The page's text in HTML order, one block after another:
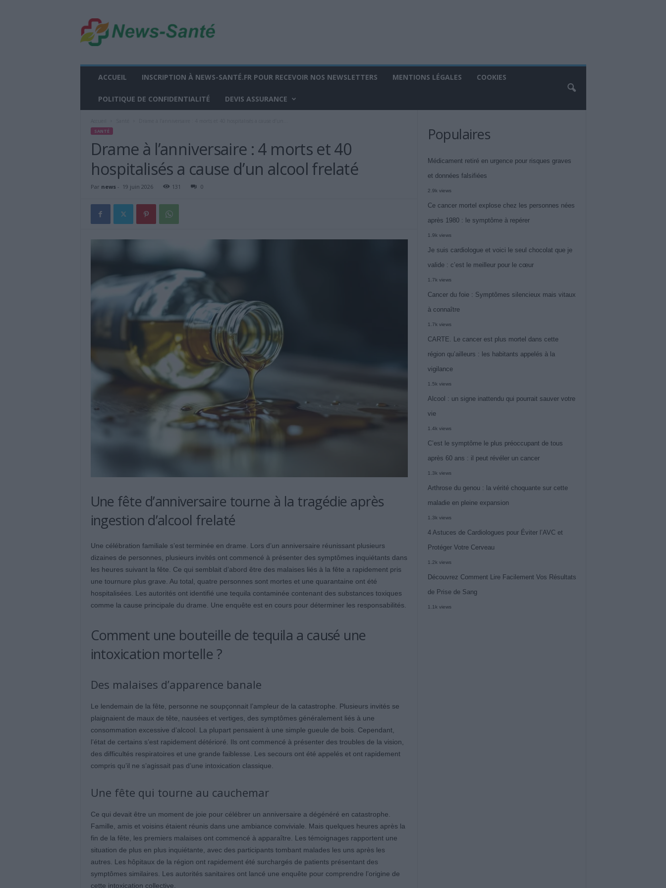
w
s
ACCUEIL INSCRIPTION À NEWS-SANTÉ.FR POUR RECEVOIR NOS NEWSLETTERS MENTIONS LÉGALES COOKIES
POLITIQUE DE CONFIDENTIALITÉ DEVIS ASSURANCE
SANTÉ
Drame à l’anniversaire : 4 morts et 40
hospitalisés a cause d’un alcool frelaté
Par news- 19 juin 2026 131 0
Une fête d’anniversaire tourne à la tragédie après
ingestion d’alcool frelaté
Une célébration familiale s’est terminée en drame. Lors d’un anniversaire réunissant plusieurs
dizaines de personnes, plusieurs invités ont commencé à présenter des symptômes inquiétants dans
les heures suivant la fête. Ce qui semblait d’abord être des malaises liés à la fête a rapidement pris
une tournure plus grave. Au total, quatre personnes sont mortes et une quarantaine ont été
hospitalisées. Les autorités ont identifié une tequila contaminée contenant des substances toxiques
comme la cause principale du drame. Une enquête est en cours pour déterminer les responsabilités.
Comment une bouteille de tequila a causé une
intoxication mortelle ?
Des malaises d’apparence banale
Le lendemain de la fête, personne ne soupçonnait l’ampleur de la catastrophe. Plusieurs invités se
plaignaient de maux de tête, nausées et vertiges, des symptômes généralement liés à une
consommation excessive d’alcool. La plupart pensaient à une simple gueule de bois. Cependant,
l’état de certains s’est rapidement détérioré. Ils ont commencé à présenter des troubles de la vision,
des difficultés respiratoires et une grande faiblesse. Les secours ont été appelés et ont rapidement
compris qu’il ne s’agissait pas d’une intoxication classique.
Une fête qui tourne au cauchemar
Ce qui devait être un moment de joie pour célébrer un anniversaire a dégénéré en catastrophe.
Famille, amis et voisins étaient réunis dans une ambiance conviviale. Mais quelques heures après la
fin de la fête, les premiers malaises ont commencé à apparaître. Les témoignages rapportent une
situation de plus en plus inquiétante, avec des participants tombant malades les uns après les
autres. Les hôpitaux de la région ont rapidement été surchargés de patients présentant des
symptômes similaires. Les autorités sanitaires ont lancé une enquête pour comprendre l’origine de
cette intoxication collective.
Populaires
Médicament retiré en urgence pour risques graves
et données falsifiées
2.9k views
Ce cancer mortel explose chez les personnes nées
après 1980 : le symptôme à repérer
1.9k views
Je suis cardiologue et voici le seul chocolat que je
valide : c’est le meilleur pour le cœur
1.7k views
Cancer du foie : Symptômes silencieux mais vitaux
à connaître
1.7k views
CARTE. Le cancer est plus mortel dans cette
région qu’ailleurs : les habitants appelés à la
vigilance
1.5k views
Alcool : un signe inattendu qui pourrait sauver votre
vie
1.4k views
C’est le symptôme le plus préoccupant de tous
après 60 ans : il peut révéler un cancer
1.3k views
Arthrose du genou : la vérité choquante sur cette
maladie en pleine expansion
1.3k views
4 Astuces de Cardiologues pour Éviter l’AVC et
Protéger Votre Cerveau
1.2k views
Découvrez Comment Lire Facilement Vos Résultats
de Prise de Sang
1.1k views